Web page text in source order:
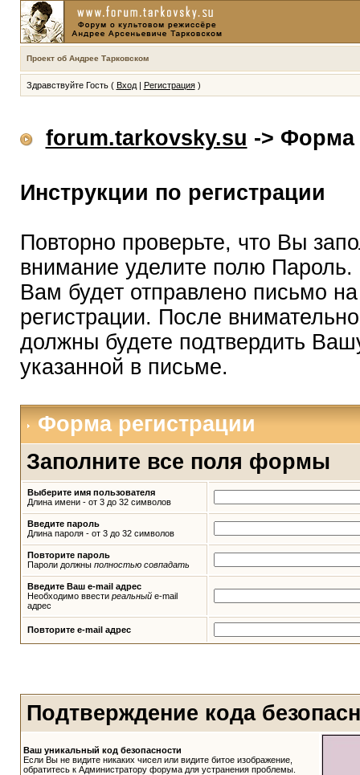
Проект об Андрее Тарковском
Здравствуйте Гость ( Вход| Регистрация)
forum.tarkovsky.su -> Форма
Инструкции по регистрации
Повторно проверьте, что Вы
внимание уделите полю Пароль.
Вам будет отправлено письмо
регистрации. После
должны будете подтвердить
указанной в письме.
Форма регистрации
Заполните все поля формы
Выберите имя пользователя
Длина имени - от 3 до 32 символов
Введите пароль
Длина пароля - от 3 до 32 символов
Повторите пароль
Пароли должны полностью совпадать
Введите Ваш e-mail адрес
Необходимо ввести реальныйe-mail
адрес
Повторите e-mail адрес
Подтверждение кода
Ваш уникальный код безопасности
Если Вы не видите никаких чисел или видите битое изображение,
обратитесь к Администратору форума для устранения проблемы.